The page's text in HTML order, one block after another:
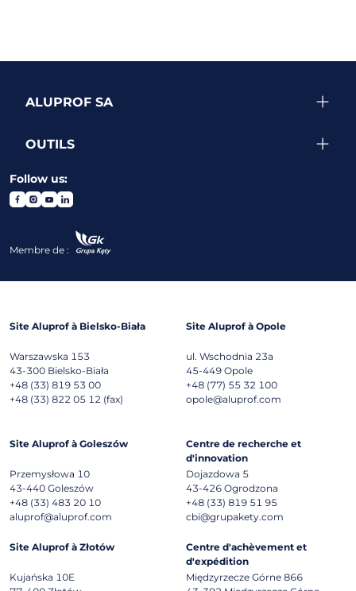
ALUPROF SA
OUTILS
Follow us:
Membre de :
Site Aluprof à Bielsko-Biała
Warszawska 153
43-300 Bielsko-Biała
+48 (33) 819 53 00
+48 (33) 822 05 12 (fax)
Site Aluprof à Opole
ul. Wschodnia 23a
45-449 Opole
+48 (77) 55 32 100
opole@aluprof.com
Site Aluprof à Goleszów
Przemysłowa 10
43-440 Goleszów
+48 (33) 483 20 10
aluprof@aluprof.com
Centre de recherche et
d'innovation
Dojazdowa 5
43-426 Ogrodzona
+48 (33) 819 51 95
cbi@grupakety.com
Site Aluprof à Złotów
Kujańska 10E
Centre d'achèvement et
d'expédition
Międzyrzecze Górne 866